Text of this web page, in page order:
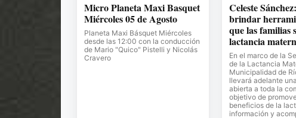
Micro Planeta Maxi Basquet
Miércoles 05 de Agosto
Planeta Maxi Básquet Miércoles
desde las 12:00 con la conducción
de Mario "Quico" Pistelli y Nicolás
Cravero
Celeste
brindar
que las familias
lactancia
En el marco de la
de la Lactancia
Municipalidad de
llevará adelante
abierta a toda la
objetivo de
beneficios de la
información y